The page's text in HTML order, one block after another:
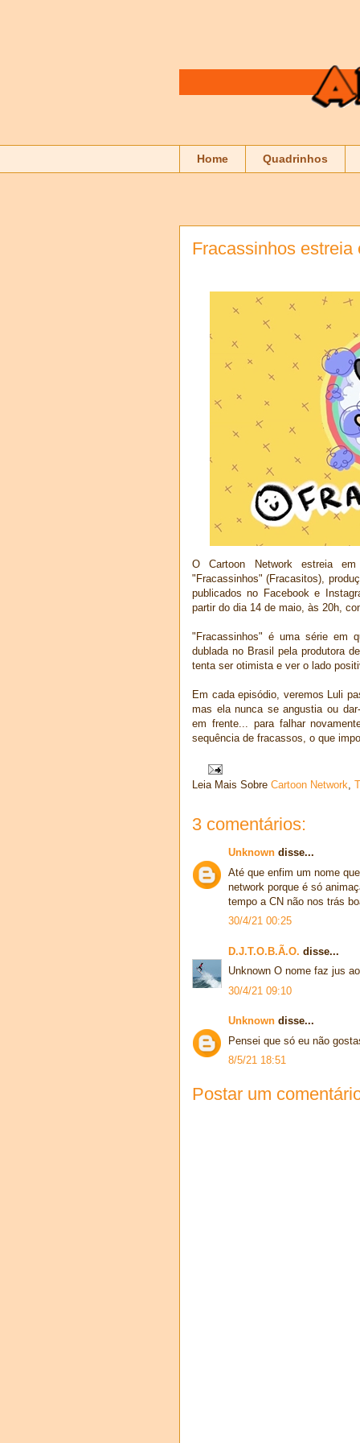
Home Quadrinhos
Fracassinhos
O Cartoon Network estreia
"Fracassinhos" (Fracasitos),
publicados no Facebook e
partir do dia 14 de maio, às 20h,
"Fracassinhos" é uma série em
dublada no Brasil pela produtora
tenta ser otimista e ver o lado
Em cada episódio, veremos Luli
mas ela nunca se angustia ou
em frente... para falhar
sequência de fracassos, o que
Leia Mais Sobre Cartoon Network,
3 comentários:
Unknown disse...
Até que enfim um nome
network porque é só
tempo a CN não nos trás
30/4/21 00:25
D.J.T.O.B.Ã.O. disse...
Unknown O nome faz jus
30/4/21 09:10
Unknown disse...
Pensei que só eu não
8/5/21 18:51
Postar um